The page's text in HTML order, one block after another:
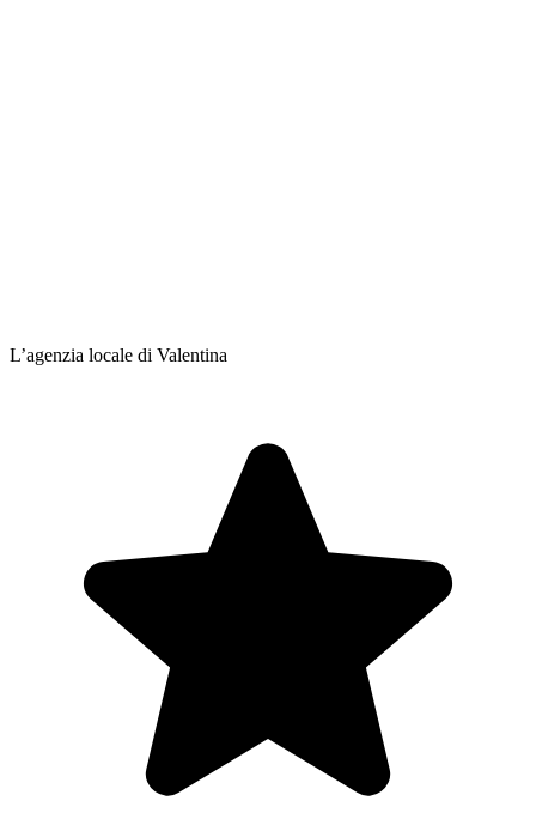
L’agenzia locale di Valentina